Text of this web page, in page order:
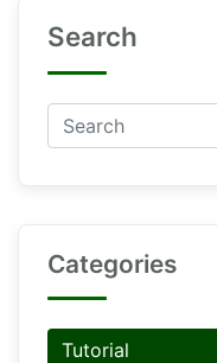
Search
Categories
Tutorial